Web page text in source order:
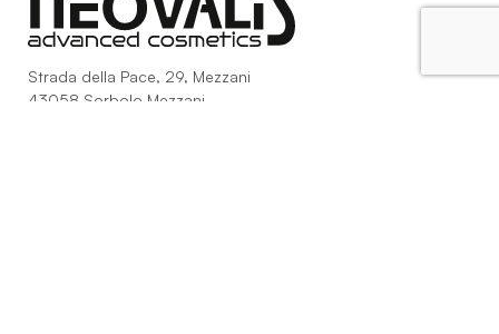
Strada della Pace, 29, Mezzani
43058 Sorbolo Mezzani